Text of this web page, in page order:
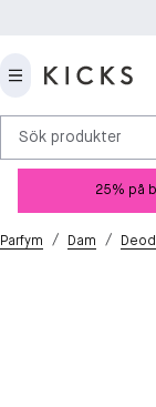
Sök produkter
25% på
Parfym / Dam /